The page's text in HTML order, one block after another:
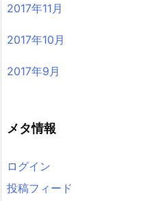
2017年11月
2017年10月
2017年9月
メタ情報
ログイン
投稿フィード